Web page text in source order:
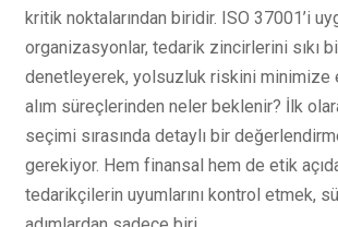
kritik noktalarından biridir. ISO 37001’i
organizasyonlar, tedarik zincirlerini sıkı
denetleyerek, yolsuzluk riskini minimize
alım süreçlerinden neler beklenir? İlk
seçimi sırasında detaylı bir
gerekiyor. Hem finansal hem de etik
tedarikçilerin uyumlarını kontrol etmek,